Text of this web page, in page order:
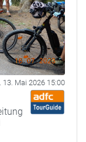
13. Mai 2026 15:00